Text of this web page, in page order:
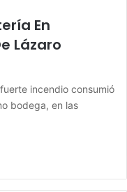
En
Lázaro
incendio consumió
bodega, en las